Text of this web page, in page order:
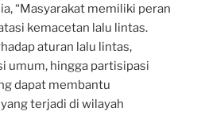
“Masyarakat memiliki peran
kemacetan lalu lintas.
aturan lalu lintas,
umum, hingga partisipasi
dapat membantu
terjadi di wilayah